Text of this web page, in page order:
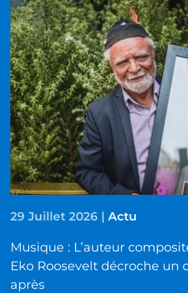
29 Juillet 2026 | Actu
Musique : L’auteur
Eko Roosevelt décroche un
après